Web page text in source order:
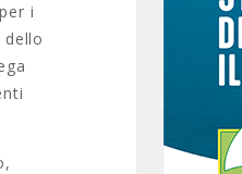
i
dello